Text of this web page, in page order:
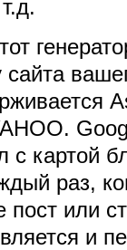
с картой
раз,
пост или
и